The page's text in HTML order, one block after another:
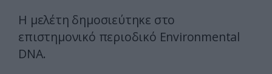
Η μελέτη δημοσιεύτηκε στο
επιστημονικό περιοδικό Environmental
DNA.